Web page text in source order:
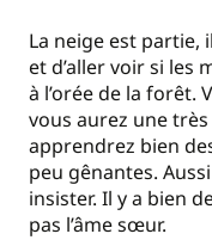
La neige est
et d’aller voir si
à l’orée de la forêt.
vous aurez une
apprendrez bien
peu gênantes.
insister. Il y a bien
pas l’âme sœur.